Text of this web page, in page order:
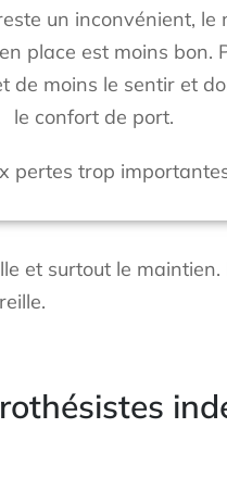
un inconvénient, le
place est moins bon.
de moins le sentir et
le confort de port.
pertes trop
et surtout le